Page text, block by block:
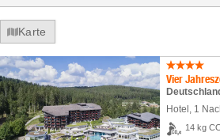
Karte
Vier
Hotel , 1
14 kg